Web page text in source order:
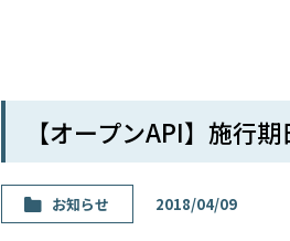
【オープンAPI】施行
お知らせ 2018/04/09